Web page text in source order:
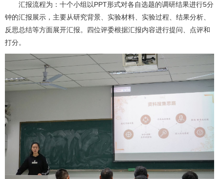
汇报流程为：十个小组以PPT形式对各自选题的调研结果进行5分
钟的汇报展示，主要从研究背景、实验材料、实验过程、结果分析、
反思总结等方面展开汇报。四位评委根据汇报内容进行提问、点评和
打分。